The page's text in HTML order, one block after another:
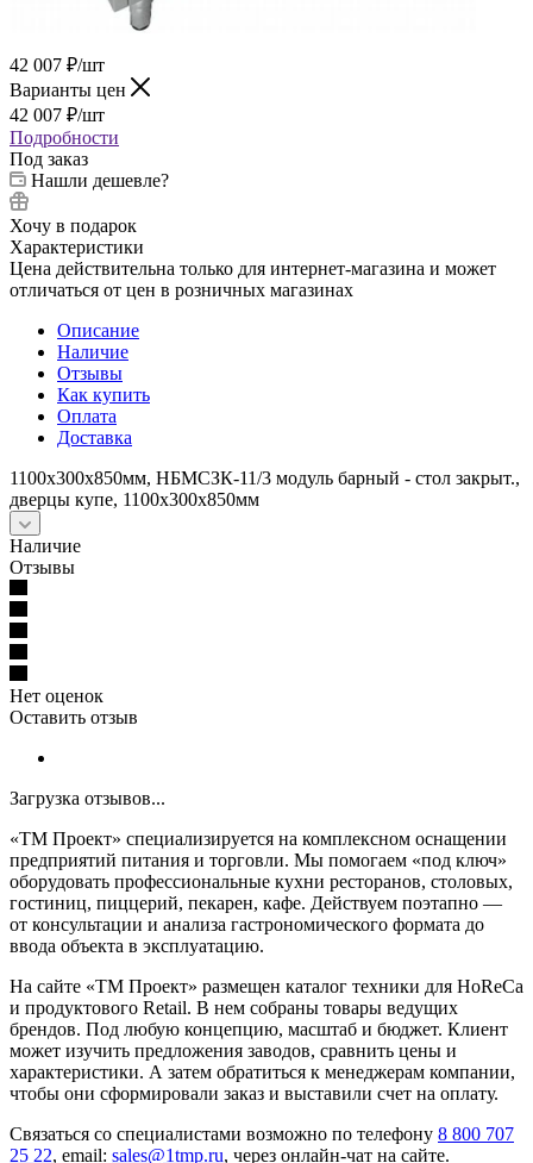
42 007 ₽/шт
Варианты цен
42 007 ₽/шт
Подробности
Под заказ
Нашли дешевле?
Хочу в подарок
Характеристики
Цена действительна только для интернет-магазина и может
отличаться от цен в розничных магазинах
Описание
Наличие
Отзывы
Как купить
Оплата
Доставка
1100х300х850мм, НБМСЗК-11/3 модуль барный - стол закрыт.,
дверцы купе, 1100х300х850мм
Наличие
Отзывы
Нет оценок
Оставить отзыв
Загрузка отзывов...
«ТМ Проект» специализируется на комплексном оснащении
предприятий питания и торговли. Мы помогаем «под ключ»
оборудовать профессиональные кухни ресторанов, столовых,
гостиниц, пиццерий, пекарен, кафе. Действуем поэтапно —
от консультации и анализа гастрономического формата до
ввода объекта в эксплуатацию.
На сайте «ТМ Проект» размещен каталог техники для HoReCa
и продуктового Retail. В нем собраны товары ведущих
брендов. Под любую концепцию, масштаб и бюджет. Клиент
может изучить предложения заводов, сравнить цены и
характеристики. А затем обратиться к менеджерам компании,
чтобы они сформировали заказ и выставили счет на оплату.
Связаться со специалистами возможно по телефону 8 800 707
25 22, email: sales@1tmp.ru, через онлайн-чат на сайте.